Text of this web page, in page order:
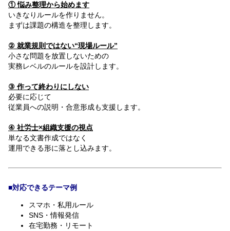
① 悩み整理から始めます
いきなりルールを作りません。
まずは課題の構造を整理します。
② 就業規則ではない“現場ルール”
小さな問題を放置しないための
実務レベルのルールを設計します。
③ 作って終わりにしない
必要に応じて
従業員への説明・合意形成も支援します。
④ 社労士×組織支援の視点
単なる文書作成ではなく
運用できる形に落とし込みます。
■対応できるテーマ例
スマホ・私用ルール
SNS・情報発信
在宅勤務・リモート